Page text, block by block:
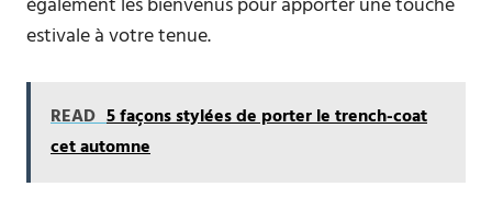
estivale à votre tenue.
READ 5 façons stylées de porter le trench-coat
cet automne